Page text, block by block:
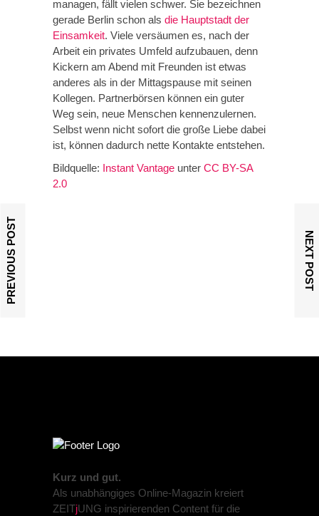
managen, fällt vielen schwer. Sie bezeichnen
gerade Berlin schon als die Hauptstadt der
Einsamkeit. Viele versäumen es, nach der
Arbeit ein privates Umfeld aufzubauen, denn
Kickern am Abend mit Freunden ist etwas
anderes als in der Mittagspause mit seinen
Kollegen. Partnerbörsen können ein guter
Weg sein, neue Menschen kennenzulernen.
Selbst wenn nicht sofort die große Liebe dabei
ist, können dadurch nette Kontakte entstehen.
Bildquelle: Instant Vantage unter CC BY-SA
2.0
PREVIOUS POST NEXT POST
Kurz und gut.
Als unabhängiges Online-Magazin kreiert
ZEITjUNG inspirierenden Content für die